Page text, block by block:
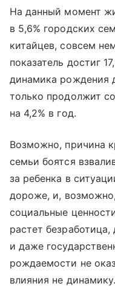
На данный момент
в 5,6% городских
китайцев, совсем
показатель достиг
динамика рождения
только продолжит
на 4,2% в год.
Возможно, причина
семьи боятся
за ребенка в
дороже, и,
социальные
растет
и даже
рождаемости не
влияния не динамику.